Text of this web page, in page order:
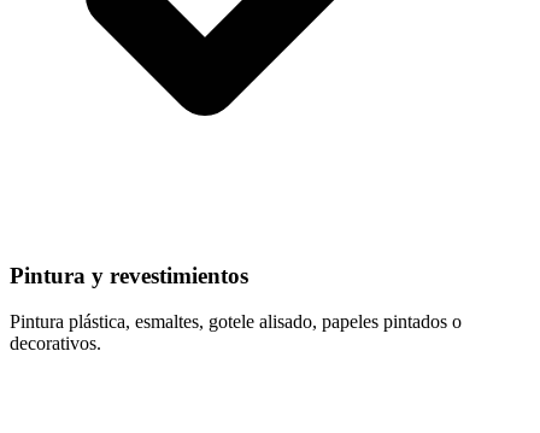
Pintura y revestimientos
Pintura plástica, esmaltes, gotele alisado, papeles pintados o
decorativos.